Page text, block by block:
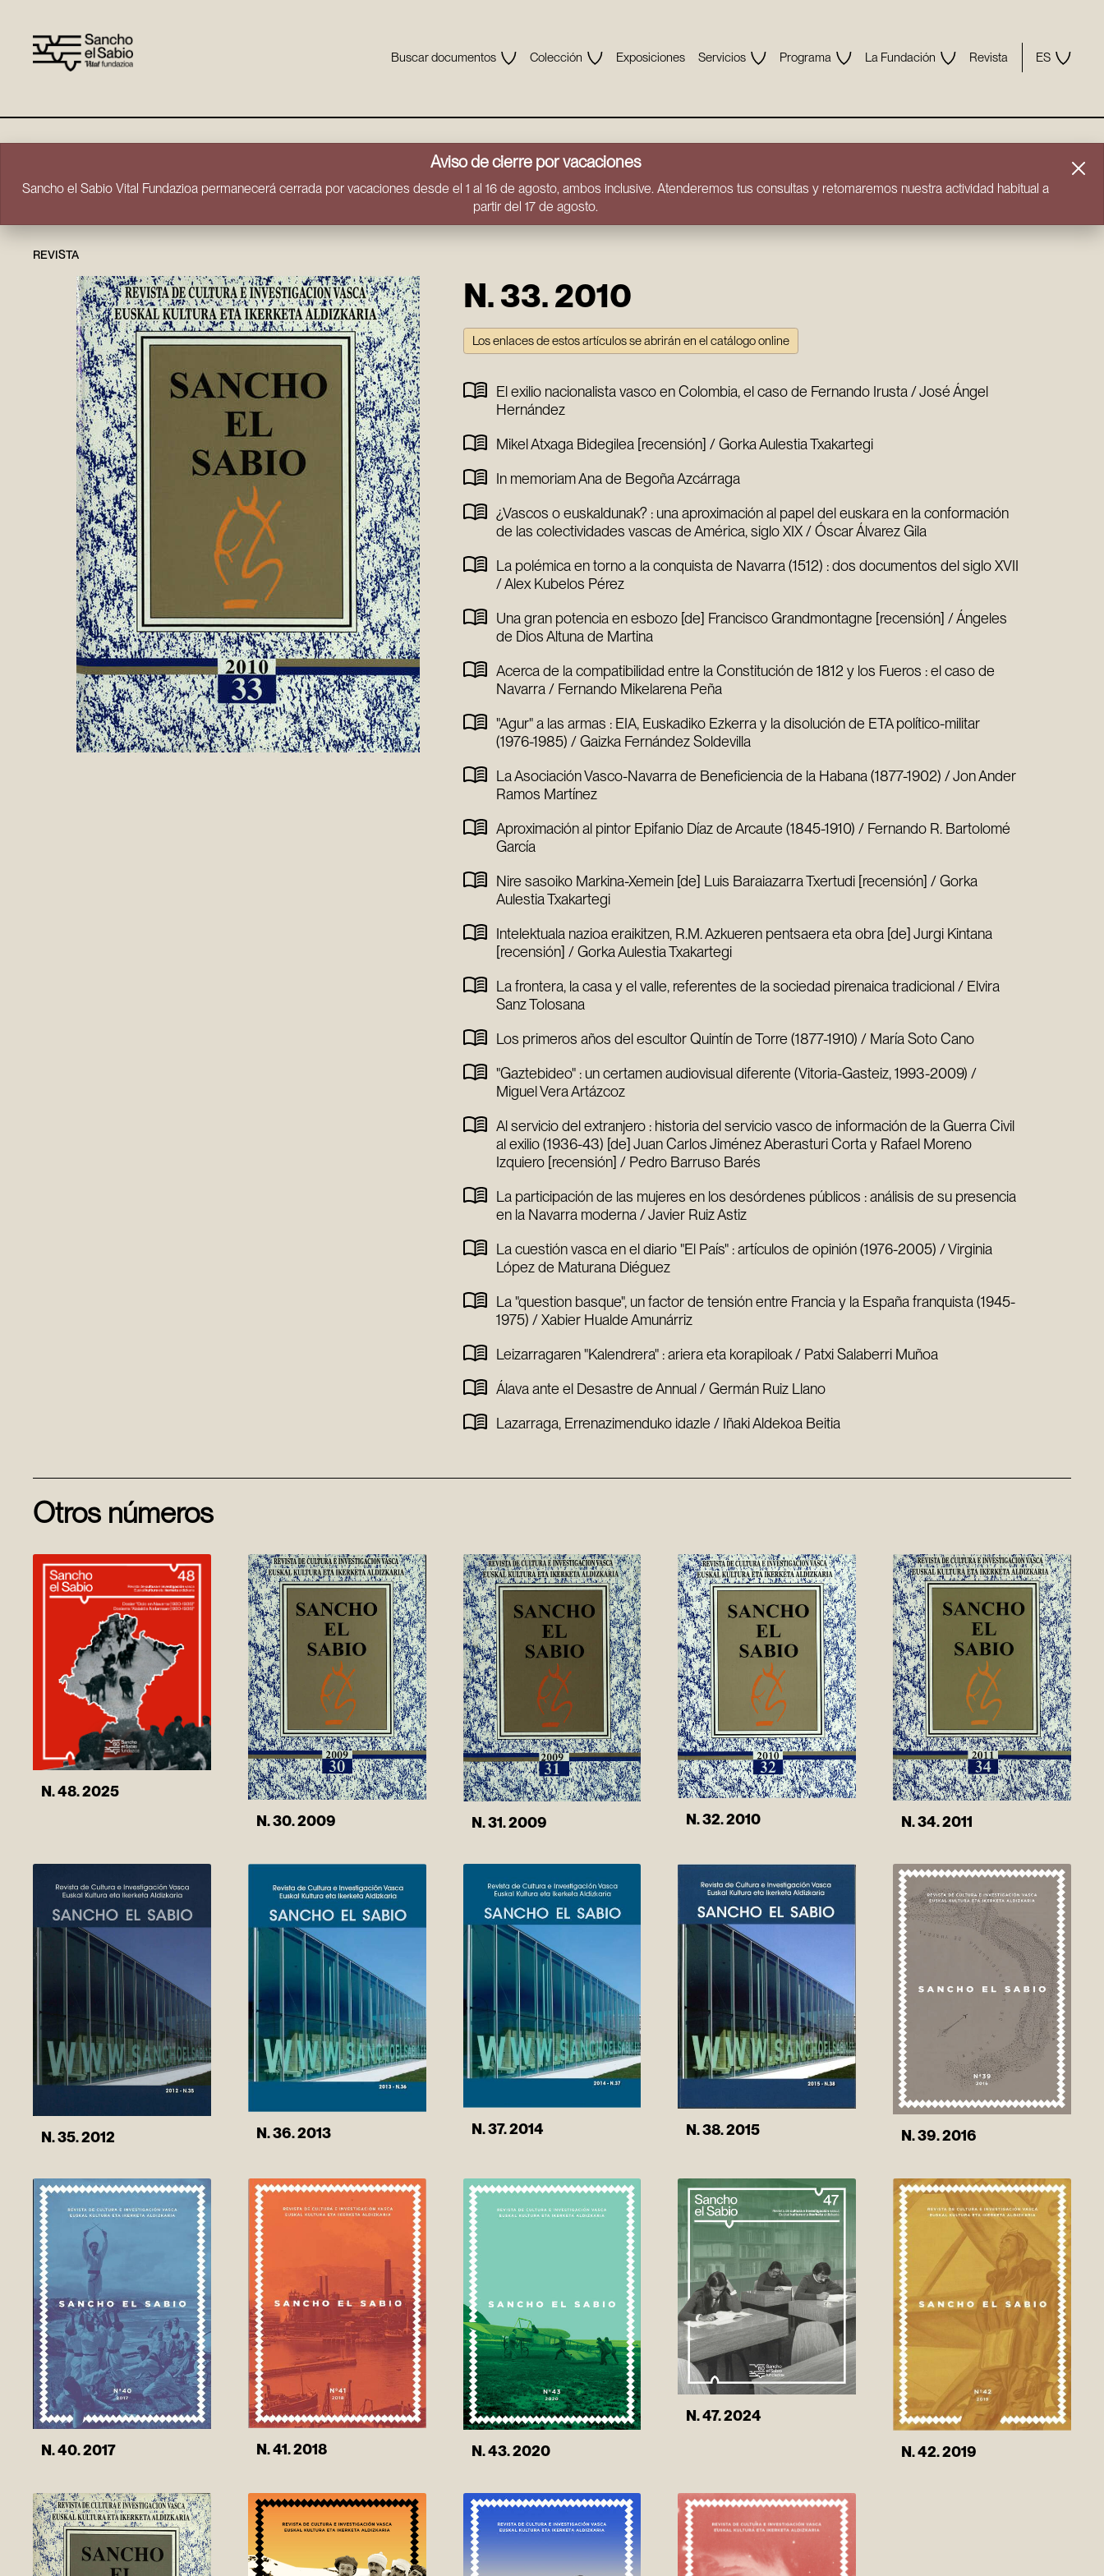
Buscar documentos Colección Exposiciones Servicios Programa La Fundación Revista ES
Aviso de cierre por vacaciones
Sancho el Sabio Vital Fundazioa permanecerá cerrada por vacaciones desde el 1 al 16 de agosto, ambos inclusive. Atenderemos tus consultas y retomaremos nuestra actividad habitual a
partir del 17 de agosto.
REVISTA
N. 33. 2010
Los enlaces de estos artículos se abrirán en el catálogo online
El exilio nacionalista vasco en Colombia, el caso de Fernando Irusta / José Ángel
Hernández
Mikel Atxaga Bidegilea [recensión] / Gorka Aulestia Txakartegi
In memoriam Ana de Begoña Azcárraga
¿Vascos o euskaldunak? : una aproximación al papel del euskara en la conformación
de las colectividades vascas de América, siglo XIX / Óscar Álvarez Gila
La polémica en torno a la conquista de Navarra (1512) : dos documentos del siglo XVII
/ Alex Kubelos Pérez
Una gran potencia en esbozo [de] Francisco Grandmontagne [recensión] / Ángeles
de Dios Altuna de Martina
Acerca de la compatibilidad entre la Constitución de 1812 y los Fueros : el caso de
Navarra / Fernando Mikelarena Peña
"Agur" a las armas : EIA, Euskadiko Ezkerra y la disolución de ETA político-militar
(1976-1985) / Gaizka Fernández Soldevilla
La Asociación Vasco-Navarra de Beneficiencia de la Habana (1877-1902) / Jon Ander
Ramos Martínez
Aproximación al pintor Epifanio Díaz de Arcaute (1845-1910) / Fernando R. Bartolomé
García
Nire sasoiko Markina-Xemein [de] Luis Baraiazarra Txertudi [recensión] / Gorka
Aulestia Txakartegi
Intelektuala nazioa eraikitzen, R.M. Azkueren pentsaera eta obra [de] Jurgi Kintana
[recensión] / Gorka Aulestia Txakartegi
La frontera, la casa y el valle, referentes de la sociedad pirenaica tradicional / Elvira
Sanz Tolosana
Los primeros años del escultor Quintín de Torre (1877-1910) / María Soto Cano
"Gaztebideo" : un certamen audiovisual diferente (Vitoria-Gasteiz, 1993-2009) /
Miguel Vera Artázcoz
Al servicio del extranjero : historia del servicio vasco de información de la Guerra Civil
al exilio (1936-43) [de] Juan Carlos Jiménez Aberasturi Corta y Rafael Moreno
Izquiero [recensión] / Pedro Barruso Barés
La participación de las mujeres en los desórdenes públicos : análisis de su presencia
en la Navarra moderna / Javier Ruiz Astiz
La cuestión vasca en el diario "El País" : artículos de opinión (1976-2005) / Virginia
López de Maturana Diéguez
La "question basque", un factor de tensión entre Francia y la España franquista (1945-
1975) / Xabier Hualde Amunárriz
Leizarragaren "Kalendrera" : ariera eta korapiloak / Patxi Salaberri Muñoa
Álava ante el Desastre de Annual / Germán Ruiz Llano
Lazarraga, Errenazimenduko idazle / Iñaki Aldekoa Beitia
Otros números
N. 48. 2025
N. 30. 2009
N. 31. 2009 N. 32. 2010 N. 34. 2011
N. 35. 2012 N. 36. 2013 N. 37. 2014 N. 38. 2015 N. 39. 2016
N. 40. 2017 N. 41. 2018 N. 43. 2020
N. 47. 2024
N. 42. 2019